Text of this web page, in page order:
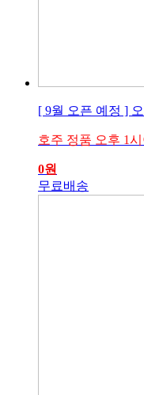
[ 9월 오픈 예정 ]
호주 정품 오후 1
0원
무료배송